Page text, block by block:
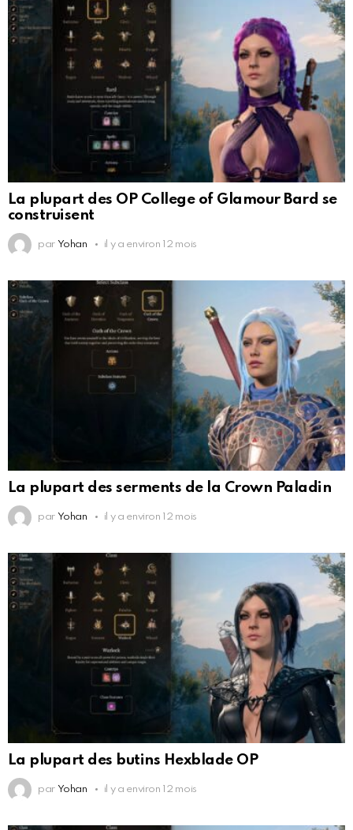
La plupart des OP College of Glamour Bard se
construisent
par Yohan il y a environ 12 mois
La plupart des serments de la Crown Paladin
par Yohan il y a environ 12 mois
La plupart des butins Hexblade OP
par Yohan il y a environ 12 mois